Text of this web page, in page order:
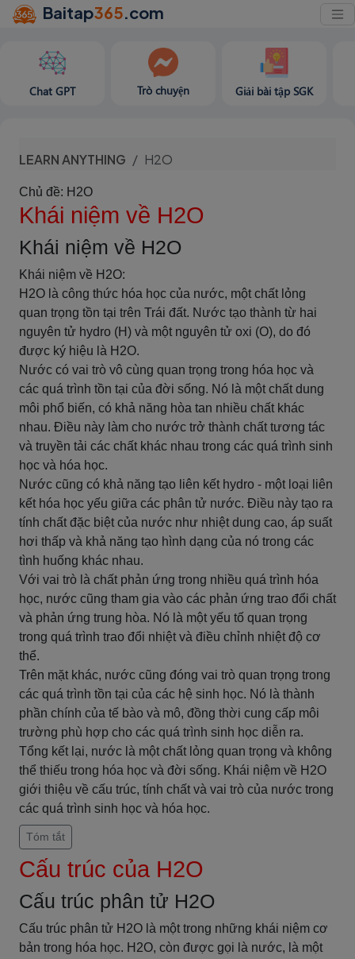
Baitap365.com
Chat GPT Trò chuyện Giải bài tập SGK
LEARN ANYTHING H2O
Chủ đề: H2O
Khái niệm về H2O
Khái niệm về H2O
Khái niệm về H2O:
H2O là công thức hóa học của nước, một chất lỏng
quan trọng tồn tại trên Trái đất. Nước tạo thành từ hai
nguyên tử hydro (H) và một nguyên tử oxi (O), do đó
được ký hiệu là H2O.
Nước có vai trò vô cùng quan trọng trong hóa học và
các quá trình tồn tại của đời sống. Nó là một chất dung
môi phổ biến, có khả năng hòa tan nhiều chất khác
nhau. Điều này làm cho nước trở thành chất tương tác
và truyền tải các chất khác nhau trong các quá trình sinh
học và hóa học.
Nước cũng có khả năng tạo liên kết hydro - một loại liên
kết hóa học yếu giữa các phân tử nước. Điều này tạo ra
tính chất đặc biệt của nước như nhiệt dung cao, áp suất
hơi thấp và khả năng tạo hình dạng của nó trong các
tình huống khác nhau.
Với vai trò là chất phản ứng trong nhiều quá trình hóa
học, nước cũng tham gia vào các phản ứng trao đổi chất
và phản ứng trung hòa. Nó là một yếu tố quan trọng
trong quá trình trao đổi nhiệt và điều chỉnh nhiệt độ cơ
thể.
Trên mặt khác, nước cũng đóng vai trò quan trọng trong
các quá trình tồn tại của các hệ sinh học. Nó là thành
phần chính của tế bào và mô, đồng thời cung cấp môi
trường phù hợp cho các quá trình sinh học diễn ra.
Tổng kết lại, nước là một chất lỏng quan trọng và không
thể thiếu trong hóa học và đời sống. Khái niệm về H2O
giới thiệu về cấu trúc, tính chất và vai trò của nước trong
các quá trình sinh học và hóa học.
Tóm tắt
Cấu trúc của H2O
Cấu trúc phân tử H2O
Cấu trúc phân tử H2O là một trong những khái niệm cơ
bản trong hóa học. H2O, còn được gọi là nước, là một